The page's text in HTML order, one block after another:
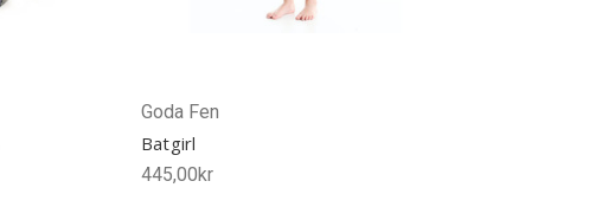
Goda Fen
Batgirl
445,00kr